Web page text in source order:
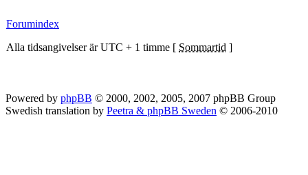
Forumindex
Alla tidsangivelser är UTC + 1 timme [ Sommartid ]
Powered by phpBB © 2000, 2002, 2005, 2007 phpBB Group
Swedish translation by Peetra & phpBB Sweden © 2006-2010